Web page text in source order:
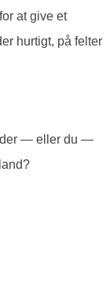
at give et
hurtigt, på felter
— eller du —